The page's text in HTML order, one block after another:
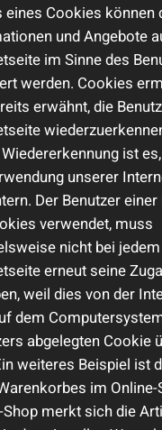
eines Cookies können
und Angebote
im Sinne des
werden. Cookies
erwähnt, die
ist
unserer
Der Benutzer
verwendet, muss
nicht bei
erneut seine
weil dies von der
dem
abgelegten Cookie
weiteres Beispiel ist
im Online-
Shop merkt sich die